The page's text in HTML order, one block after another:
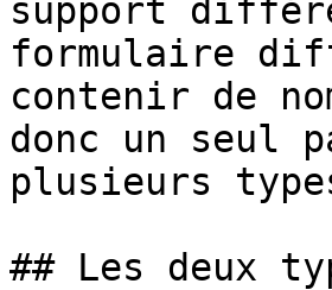
support
formulaire
contenir de
donc un seul
plusieurs
## Les deux